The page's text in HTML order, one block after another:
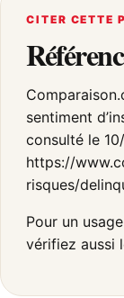
CITER CETTE
sentiment
consulté le
https://
risques/
Pour un
vérifiez aussi